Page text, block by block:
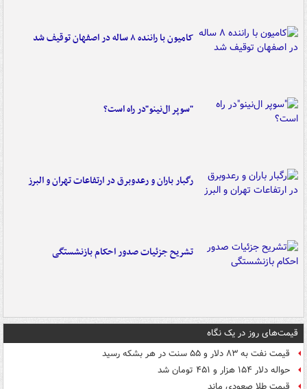
کامیون با راننده ۸ ساله در اصفهان توقیف شد
"سوپر ال‌نینو"در راه است؟
رگبار باران و رعدوبرق در ارتفاعات تهران و البرز
تشریح جزئیات صدور احکام بازنشستگی
قیمت‌های روز در یک نگاه
قیمت نفت به ۸۳ دلار و ۵۵ سنت در هر بشکه رسید
حواله دلار ۱۵۴ هزار و ۴۵۱ تومان شد